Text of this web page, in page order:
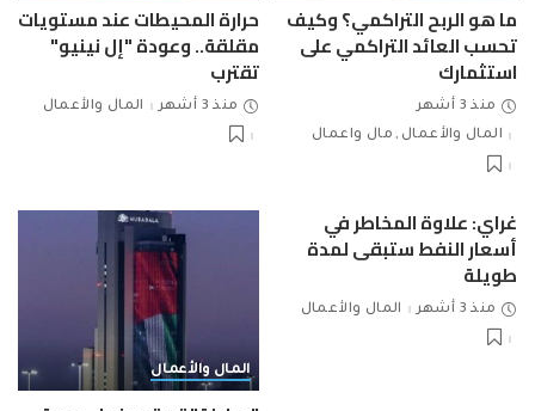
ما هو الربح التراكمي؟ وكيف
تحسب العائد التراكمي على
استثمارك
منذ 3 أشهر
المال والأعمال
مال واعمال
حرارة المحيطات عند مستويات
مقلقة.. وعودة "إل نينيو"
تقترب
منذ 3 أشهر المال والأعمال
غراي: علاوة المخاطر في
أسعار النفط ستبقى لمدة
طويلة
منذ 3 أشهر المال والأعمال
المال والأعمال